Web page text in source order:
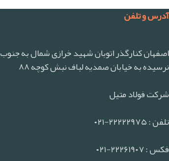
آدرس و تلفن
اصفهان کنارگذر اتوبان شهید خرازی شمال به جنوب
نرسیده به خیابان صمدیه لباف نبش کوچه ۸۸
شرکت فولاد متیل
تلفن : ۲۲۲۲۲۹۷۵-۰۲۱
فکس : ۲۲۲۶۱۹۰۷-۰۲۱